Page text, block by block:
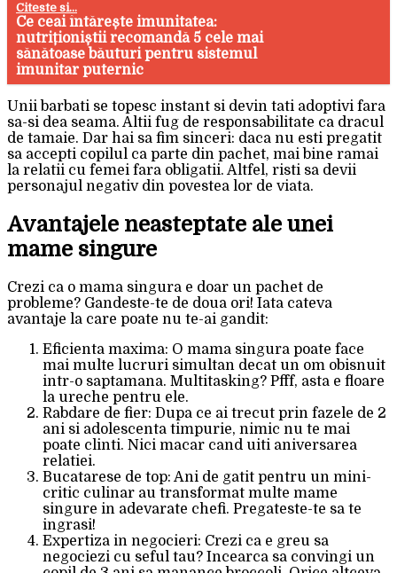
Citeste si...
Ce ceai întărește imunitatea:
nutriționiștii recomandă 5 cele mai
sănătoase băuturi pentru sistemul
imunitar puternic
Unii barbati se topesc instant si devin tati adoptivi fara
sa-si dea seama. Altii fug de responsabilitate ca dracul
de tamaie. Dar hai sa fim sinceri: daca nu esti pregatit
sa accepti copilul ca parte din pachet, mai bine ramai
la relatii cu femei fara obligatii. Altfel, risti sa devii
personajul negativ din povestea lor de viata.
Avantajele neasteptate ale unei
mame singure
Crezi ca o mama singura e doar un pachet de
probleme? Gandeste-te de doua ori! Iata cateva
avantaje la care poate nu te-ai gandit:
Eficienta maxima: O mama singura poate face
mai multe lucruri simultan decat un om obisnuit
intr-o saptamana. Multitasking? Pfff, asta e floare
la ureche pentru ele.
Rabdare de fier: Dupa ce ai trecut prin fazele de 2
ani si adolescenta timpurie, nimic nu te mai
poate clinti. Nici macar cand uiti aniversarea
relatiei.
Bucatarese de top: Ani de gatit pentru un mini-
critic culinar au transformat multe mame
singure in adevarate chefi. Pregateste-te sa te
ingrasi!
Expertiza in negocieri: Crezi ca e greu sa
negociezi cu seful tau? Incearca sa convingi un